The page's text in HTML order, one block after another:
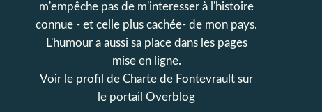
m'empêche pas de m'interesser à l'histoire
connue - et celle plus cachée- de mon pays.
L'humour a aussi sa place dans les pages
mise en ligne.
Voir le profil de Charte de Fontevrault sur
le portail Overblog